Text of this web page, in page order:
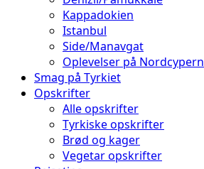
Kappadokien
Istanbul
Side/Manavgat
Oplevelser på Nordcypern
Smag på Tyrkiet
Opskrifter
Alle opskrifter
Tyrkiske opskrifter
Brød og kager
Vegetar opskrifter